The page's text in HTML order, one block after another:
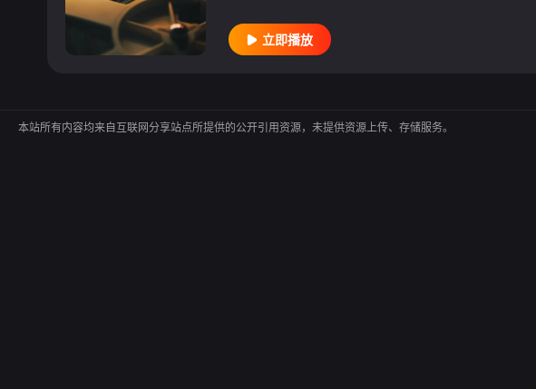
立即播放
本站所有内容均来自互联网分享站点所提供的公开引用资源，未提供资源上传、存储服务。